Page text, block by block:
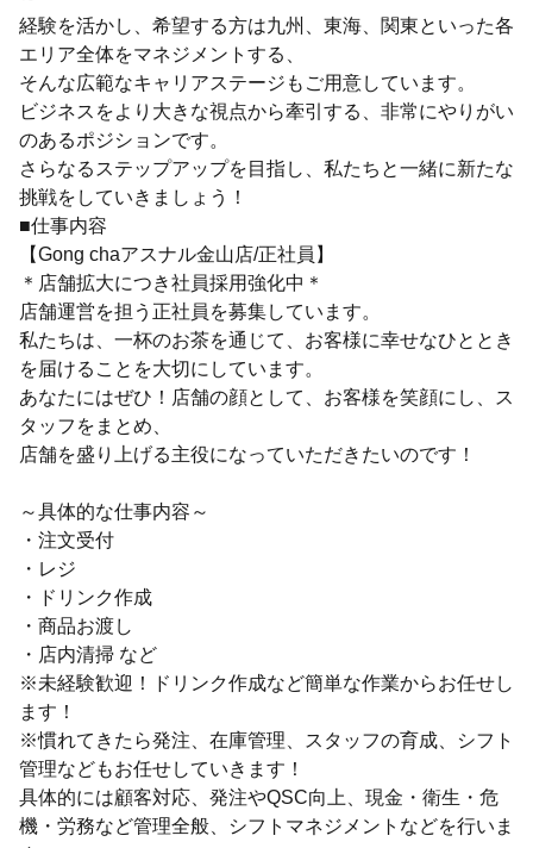
経験を活かし、希望する方は九州、東海、関東といった各
エリア全体をマネジメントする、
そんな広範なキャリアステージもご用意しています。
ビジネスをより大きな視点から牽引する、非常にやりがい
のあるポジションです。
さらなるステップアップを目指し、私たちと一緒に新たな
挑戦をしていきましょう！
■仕事内容
【Gong chaアスナル金山店/正社員】
＊店舗拡大につき社員採用強化中＊
店舗運営を担う正社員を募集しています。
私たちは、一杯のお茶を通じて、お客様に幸せなひととき
を届けることを大切にしています。
あなたにはぜひ！店舗の顔として、お客様を笑顔にし、ス
タッフをまとめ、
店舗を盛り上げる主役になっていただきたいのです！
～具体的な仕事内容～
・注文受付
・レジ
・ドリンク作成
・商品お渡し
・店内清掃 など
※未経験歓迎！ドリンク作成など簡単な作業からお任せし
ます！
※慣れてきたら発注、在庫管理、スタッフの育成、シフト
管理などもお任せしていきます！
具体的には顧客対応、発注やQSC向上、現金・衛生・危
機・労務など管理全般、シフトマネジメントなどを行いま